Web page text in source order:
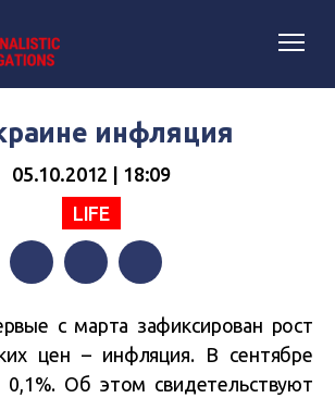
инфляция
05.10.2012 | 18:09
LIFE
с марта зафиксирован рост
цен – инфляция. В сентябре
0,1%. Об этом свидетельствуют